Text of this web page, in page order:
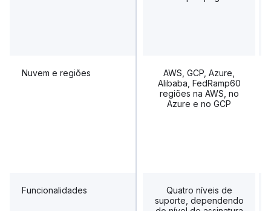
Nuvem e regiões
Funcionalidades
AWS, GCP, Azure,
Alibaba, FedRamp60
regiões na AWS, no
Azure e no GCP
Quatro níveis de
suporte, dependendo